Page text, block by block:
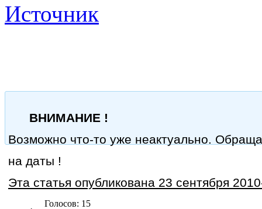
Источник
ВНИМАНИЕ !
Возможно что-то уже неактуально.
на даты !
Эта статья опубликована 23 сентября
Голосов: 15